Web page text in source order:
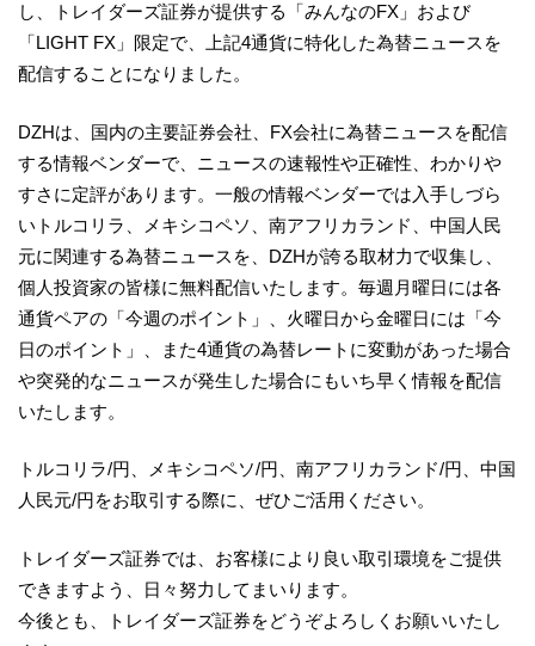
し、トレイダーズ証券が提供する「みんなのFX」および
「LIGHT FX」限定で、上記4通貨に特化した為替ニュースを
配信することになりました。
DZHは、国内の主要証券会社、FX会社に為替ニュースを配信
する情報ベンダーで、ニュースの速報性や正確性、わかりや
すさに定評があります。一般の情報ベンダーでは入手しづら
いトルコリラ、メキシコペソ、南アフリカランド、中国人民
元に関連する為替ニュースを、DZHが誇る取材力で収集し、
個人投資家の皆様に無料配信いたします。毎週月曜日には各
通貨ペアの「今週のポイント」、火曜日から金曜日には「今
日のポイント」、また4通貨の為替レートに変動があった場合
や突発的なニュースが発生した場合にもいち早く情報を配信
いたします。
トルコリラ/円、メキシコペソ/円、南アフリカランド/円、中国
人民元/円をお取引する際に、ぜひご活用ください。
トレイダーズ証券では、お客様により良い取引環境をご提供
できますよう、日々努力してまいります。
今後とも、トレイダーズ証券をどうぞよろしくお願いいたし